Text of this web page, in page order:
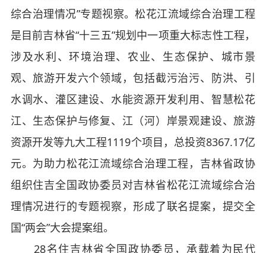
综合治理情况”专题视察。松花江流域综合治理工程
是目前吉林省“十三五”规划中一项重大标志性工程，
涉及水利、环境治理、农业、生态保护、城市景
观、旅游开发六个领域，包括截污治污、防洪、引
水调水、灌区建设、水能资源开发利用、智慧松花
江、生态保护与修复、江（河）岸景观建设、旅游
资源开发等九大工程1119个项目，总投资8367.17亿
元。为助力松花江流域综合治理工程，吉林省政协
组织住吉全国政协委员对吉林省松花江流域综合治
理情况进行的专题视察，形成了联名提案，提交全
国“两会”大会提案组。
28名住吉林省全国政协委员，承载着为民代